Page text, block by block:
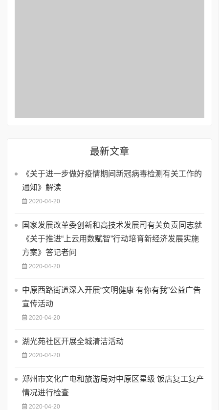
最新文章
《关于进一步做好疫情期间新冠病毒检测有关工作的
通知》解读
2020-04-20
国家发展改革委创新和高技术发展司有关负责同志就
《关于推进“上云用数赋智”行动培育新经济发展实施
方案》答记者问
2020-04-20
中原西路街道深入开展“文明健康 有你有我”公益广告
宣传活动
2020-04-20
湖光苑社区开展全城清洁活动
2020-04-20
郑州市文化广电和旅游局对中原区星级 饭店复工复产
情况进行检查
2020-04-20